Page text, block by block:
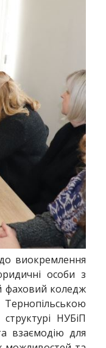
виокремлення
особи з
фаховий коледж
НУБіП
взаємодію для